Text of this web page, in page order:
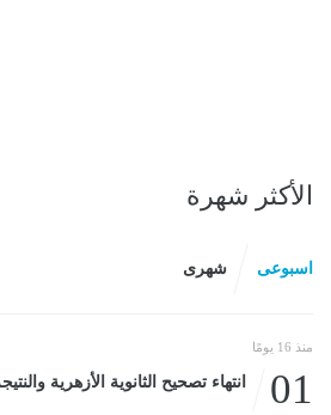
الأكثر شهرة
اسبوعى شهرى
منذ 16 يومًا
01 انتهاء تصحيح الثانوية الأزهرية